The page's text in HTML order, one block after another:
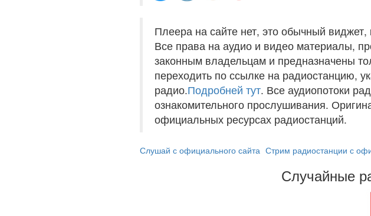
Плеера на сайте нет, это обычный виджет,
Все права на аудио и видео материалы,
законным владельцам и предназначены
переходить по ссылке на радиостанцию,
радио.Подробней тут. Все аудиопотоки
ознакомительного прослушивания.
официальных ресурсах радиостанций.
Слушай с официального сайта Стрим радиостанции с
Случайные